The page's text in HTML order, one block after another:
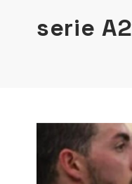
serie A2